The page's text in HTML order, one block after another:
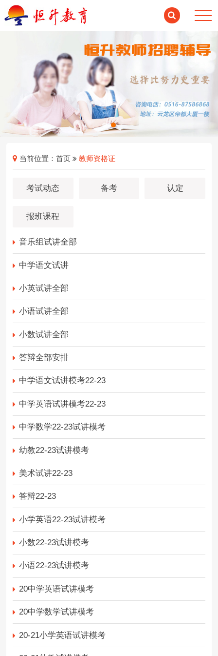
当前位置：首页 教师资格证
考试动态 备考 认定
报班课程
音乐组试讲全部
中学语文试讲
小英试讲全部
小语试讲全部
小数试讲全部
答辩全部安排
中学语文试讲模考22-23
中学英语试讲模考22-23
中学数学22-23试讲模考
幼教22-23试讲模考
美术试讲22-23
答辩22-23
小学英语22-23试讲模考
小数22-23试讲模考
小语22-23试讲模考
20中学英语试讲模考
20中学数学试讲模考
20-21小学英语试讲模考